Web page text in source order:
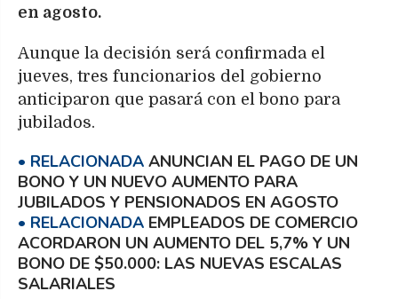
en agosto.
Aunque la decisión será confirmada el
jueves, tres funcionarios del gobierno
anticiparon que pasará con el bono para
jubilados.
ANUNCIAN EL PAGO DE UN
BONO Y UN NUEVO AUMENTO PARA
JUBILADOS Y PENSIONADOS EN AGOSTO
EMPLEADOS DE COMERCIO
ACORDARON UN AUMENTO DEL 5,7% Y UN
BONO DE $50.000: LAS NUEVAS ESCALAS
SALARIALES